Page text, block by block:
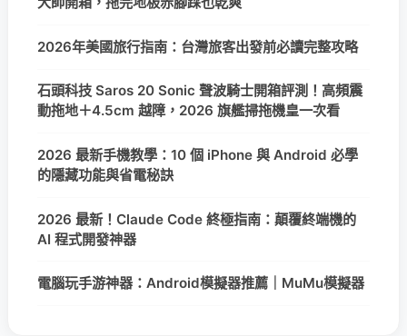
2026年美國旅行指南：台灣旅客出發前必讀完整攻略
石頭科技 Saros 20 Sonic 聲波騎士開箱評測！高頻震
動拖地＋4.5cm 越障，2026 旗艦掃拖機皇一次看
2026 最新手機教學：10 個 iPhone 與 Android 必學
的隱藏功能與省電秘訣
2026 最新！Claude Code 終極指南：顛覆終端機的
AI 程式開發神器
電腦玩手游神器：Android模擬器推薦｜MuMu模擬器